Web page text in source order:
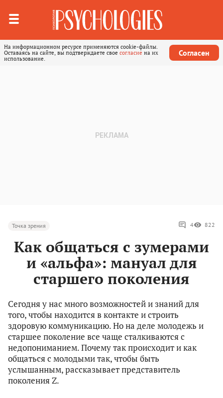
На информационном ресурсе применяются cookie-файлы.
Оставаясь на сайте, вы подтверждаете свое согласие на их
использование.
Согласен
Точка зрения 4 822
Как общаться с зумерами
и «альфа»: мануал для
старшего поколения
Сегодня у нас много возможностей и знаний для
того, чтобы находится в контакте и строить
здоровую коммуникацию. Но на деле молодежь и
старшее поколение все чаще сталкиваются с
недопониманием. Почему так происходит и как
общаться с молодыми так, чтобы быть
услышанным, рассказывает представитель
поколения Z.